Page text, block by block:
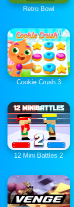
Retro Bowl
Cookie Crush 3
12 Mini Battles 2